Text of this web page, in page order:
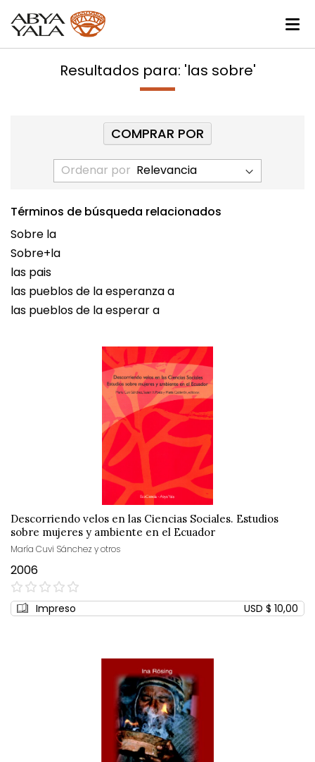
Resultados para: 'las sobre'
Ordenar por
Términos de búsqueda relacionados
Sobre la
Sobre+la
las pais
las pueblos de la esperanza a
las pueblos de la esperar a
Descorriendo velos en las Ciencias Sociales. Estudios
sobre mujeres y ambiente en el Ecuador
María Cuvi Sánchez y otros
2006
0%
Impreso USD $ 10,00
COMPRAR POR